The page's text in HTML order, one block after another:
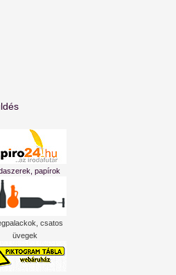
papírok
csatos
üvegek